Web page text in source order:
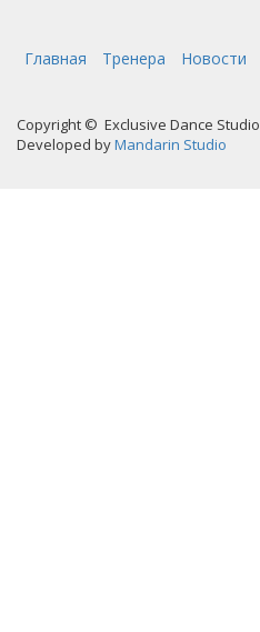
Главная Тренера Новости
Copyright © Exclusive Dance Studio
Developed byMandarin Studio